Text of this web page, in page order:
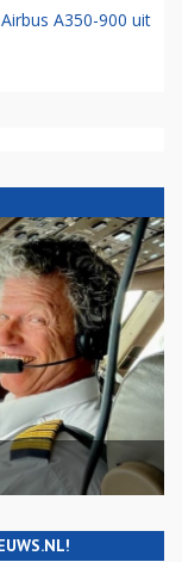
A350-900 uit